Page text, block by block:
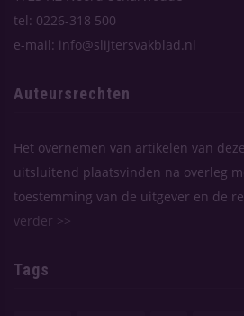
tel: 0226-318 500
e-mail: info@slijtersvakblad.nl
Auteursrechten
Het overnemen van artikelen van
uitsluitend plaatsvinden na overleg
toestemming van de uitgever en de
verder >>
Tags